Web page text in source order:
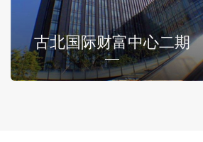
古北国际财富中心二期